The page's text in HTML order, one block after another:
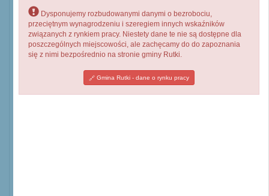
Dysponujemy rozbudowanymi danymi o bezrobociu,
przeciętnym wynagrodzeniu i szeregiem innych wskaźników
związanych z rynkiem pracy. Niestety dane te nie są dostępne dla
poszczególnych miejscowości, ale zachęcamy do do zapoznania
się z nimi bezpośrednio na stronie gminy Rutki.
Gmina Rutki - dane o rynku pracy